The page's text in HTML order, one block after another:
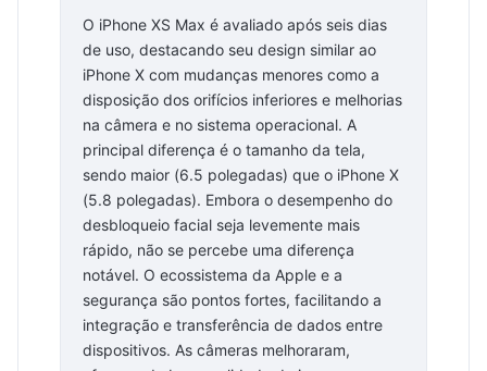
O iPhone XS Max é avaliado após seis dias
de uso, destacando seu design similar ao
iPhone X com mudanças menores como a
disposição dos orifícios inferiores e melhorias
na câmera e no sistema operacional. A
principal diferença é o tamanho da tela,
sendo maior (6.5 polegadas) que o iPhone X
(5.8 polegadas). Embora o desempenho do
desbloqueio facial seja levemente mais
rápido, não se percebe uma diferença
notável. O ecossistema da Apple e a
segurança são pontos fortes, facilitando a
integração e transferência de dados entre
dispositivos. As câmeras melhoraram,